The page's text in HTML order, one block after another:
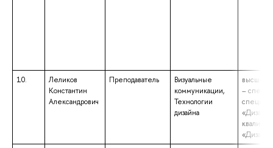
10.
Леликов
Константин
Александрович
Преподаватель
Визуальные
коммуникации,
Технологии
дизайна
высшее
–